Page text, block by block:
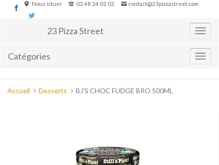
Nous situer 02 48 24 02 02 contact@23pizzastreet.com
Basculer
23 Pizza Street
Catégories
Vous
Accueil Desserts BJ'S CHOC FUDGE BRO 500ML